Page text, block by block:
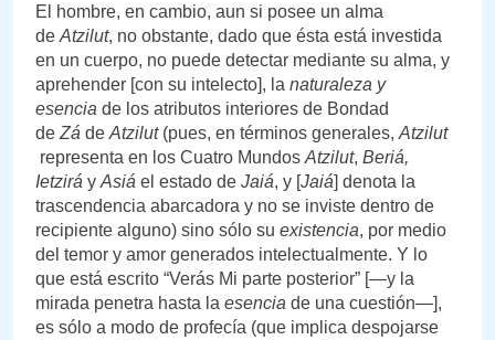
El hombre, en cambio, aun si posee un alma
de Atzilut, no obstante, dado que ésta está investida
en un cuerpo, no puede detectar mediante su alma, y
aprehender [con su intelecto], la naturaleza y
esencia de los atributos interiores de Bondad
de Zá de Atzilut(pues, en términos generales, Atzilut
representa en los Cuatro Mundos Atzilut, Beriá,
Ietzirá y Asiá el estado de Jaiá, y [Jaiá] denota la
trascendencia abarcadora y no se inviste dentro de
recipiente alguno) sino sólo su existencia, por medio
del temor y amor generados intelectualmente. Y lo
que está escrito “Verás Mi parte posterior” [—y la
mirada penetra hasta la esencia de una cuestión—],
es sólo a modo de profecía (que implica despojarse